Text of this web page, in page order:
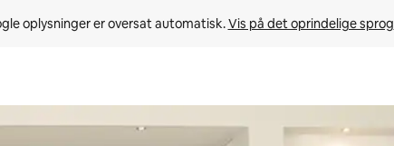
oplysninger er oversat automatisk. Vis på det oprindelige sprog